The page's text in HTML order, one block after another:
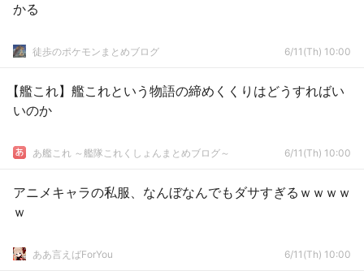
かる
徒歩のポケモンまとめブログ 6/11(Th) 10:00
【艦これ】艦これという物語の締めくくりはどうすればい
いのか
あ艦これ ～艦隊これくしょんまとめブログ～ 6/11(Th) 10:00
アニメキャラの私服、なんぼなんでもダサすぎるｗｗｗｗ
ｗ
ああ言えばForYou 6/11(Th) 10:00